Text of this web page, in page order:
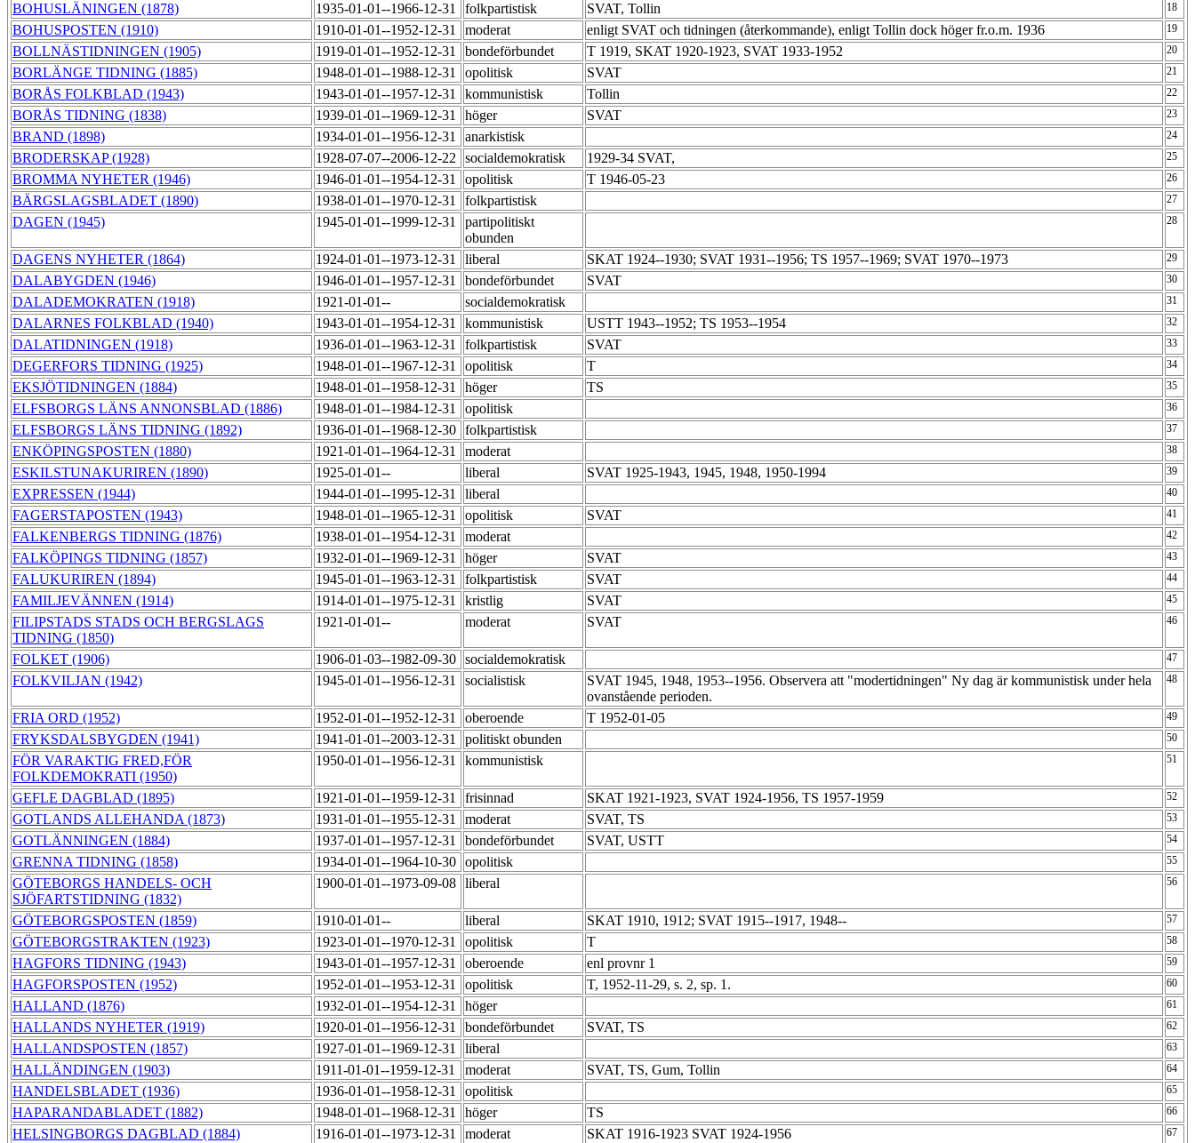
BOHUSLÄNINGEN (1878) 1935-01-01--1966-12-31 folkpartistisk SVAT, Tollin 18
BOHUSPOSTEN (1910) 1910-01-01--1952-12-31 moderat enligt SVAT och tidningen (återkommande), enligt Tollin dock höger fr.o.m. 1936 19
BOLLNÄSTIDNINGEN (1905) 1919-01-01--1952-12-31 bondeförbundet T 1919, SKAT 1920-1923, SVAT 1933-1952 20
BORLÄNGE TIDNING (1885) 1948-01-01--1988-12-31 opolitisk SVAT 21
BORÅS FOLKBLAD (1943) 1943-01-01--1957-12-31 kommunistisk Tollin 22
BORÅS TIDNING (1838) 1939-01-01--1969-12-31 höger SVAT 23
BRAND (1898) 1934-01-01--1956-12-31 anarkistisk 24
BRODERSKAP (1928) 1928-07-07--2006-12-22 socialdemokratisk 1929-34 SVAT, 25
BROMMA NYHETER (1946) 1946-01-01--1954-12-31 opolitisk T 1946-05-23 26
BÄRGSLAGSBLADET (1890) 1938-01-01--1970-12-31 folkpartistisk 27
DAGEN (1945) 1945-01-01--1999-12-31
partipolitiskt
obunden
28
DAGENS NYHETER (1864) 1924-01-01--1973-12-31 liberal SKAT 1924--1930; SVAT 1931--1956; TS 1957--1969; SVAT 1970--1973 29
DALABYGDEN (1946) 1946-01-01--1957-12-31 bondeförbundet SVAT 30
DALADEMOKRATEN (1918) 1921-01-01-- socialdemokratisk 31
DALARNES FOLKBLAD (1940) 1943-01-01--1954-12-31 kommunistisk USTT 1943--1952; TS 1953--1954 32
DALATIDNINGEN (1918) 1936-01-01--1963-12-31 folkpartistisk SVAT 33
DEGERFORS TIDNING (1925) 1948-01-01--1967-12-31 opolitisk T 34
EKSJÖTIDNINGEN (1884) 1948-01-01--1958-12-31 höger TS 35
ELFSBORGS LÄNS ANNONSBLAD (1886) 1948-01-01--1984-12-31 opolitisk 36
ELFSBORGS LÄNS TIDNING (1892) 1936-01-01--1968-12-30 folkpartistisk 37
ENKÖPINGSPOSTEN (1880) 1921-01-01--1964-12-31 moderat 38
ESKILSTUNAKURIREN (1890) 1925-01-01-- liberal SVAT 1925-1943, 1945, 1948, 1950-1994 39
EXPRESSEN (1944) 1944-01-01--1995-12-31 liberal 40
FAGERSTAPOSTEN (1943) 1948-01-01--1965-12-31 opolitisk SVAT 41
FALKENBERGS TIDNING (1876) 1938-01-01--1954-12-31 moderat 42
FALKÖPINGS TIDNING (1857) 1932-01-01--1969-12-31 höger SVAT 43
FALUKURIREN (1894) 1945-01-01--1963-12-31 folkpartistisk SVAT 44
FAMILJEVÄNNEN (1914) 1914-01-01--1975-12-31 kristlig SVAT 45
FILIPSTADS STADS OCH BERGSLAGS
TIDNING (1850)
1921-01-01-- moderat SVAT 46
FOLKET (1906) 1906-01-03--1982-09-30 socialdemokratisk 47
FOLKVILJAN (1942) 1945-01-01--1956-12-31 socialistisk
SVAT 1945, 1948, 1953--1956. Observera att "modertidningen" Ny dag är kommunistisk under hela
ovanstående perioden.
48
FRIA ORD (1952) 1952-01-01--1952-12-31 oberoende T 1952-01-05 49
FRYKSDALSBYGDEN (1941) 1941-01-01--2003-12-31 politiskt obunden 50
FÖR VARAKTIG FRED,FÖR
FOLKDEMOKRATI (1950)
1950-01-01--1956-12-31 kommunistisk 51
GEFLE DAGBLAD (1895) 1921-01-01--1959-12-31 frisinnad SKAT 1921-1923, SVAT 1924-1956, TS 1957-1959 52
GOTLANDS ALLEHANDA (1873) 1931-01-01--1955-12-31 moderat SVAT, TS 53
GOTLÄNNINGEN (1884) 1937-01-01--1957-12-31 bondeförbundet SVAT, USTT 54
GRENNA TIDNING (1858) 1934-01-01--1964-10-30 opolitisk 55
GÖTEBORGS HANDELS- OCH
SJÖFARTSTIDNING (1832)
1900-01-01--1973-09-08 liberal 56
GÖTEBORGSPOSTEN (1859) 1910-01-01-- liberal SKAT 1910, 1912; SVAT 1915--1917, 1948-- 57
GÖTEBORGSTRAKTEN (1923) 1923-01-01--1970-12-31 opolitisk T 58
HAGFORS TIDNING (1943) 1943-01-01--1957-12-31 oberoende enl provnr 1 59
HAGFORSPOSTEN (1952) 1952-01-01--1953-12-31 opolitisk T, 1952-11-29, s. 2, sp. 1. 60
HALLAND (1876) 1932-01-01--1954-12-31 höger 61
HALLANDS NYHETER (1919) 1920-01-01--1956-12-31 bondeförbundet SVAT, TS 62
HALLANDSPOSTEN (1857) 1927-01-01--1969-12-31 liberal 63
HALLÄNDINGEN (1903) 1911-01-01--1959-12-31 moderat SVAT, TS, Gum, Tollin 64
HANDELSBLADET (1936) 1936-01-01--1958-12-31 opolitisk 65
HAPARANDABLADET (1882) 1948-01-01--1968-12-31 höger TS 66
HELSINGBORGS DAGBLAD (1884) 1916-01-01--1973-12-31 moderat SKAT 1916-1923 SVAT 1924-1956 67